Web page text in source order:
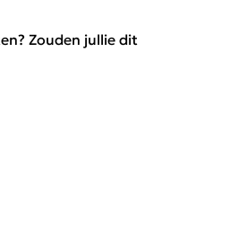
Zouden jullie dit